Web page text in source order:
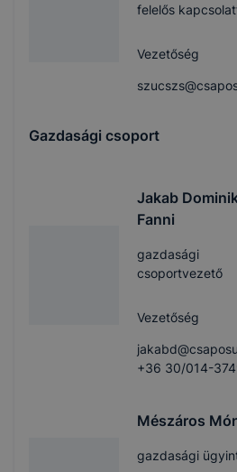
felelős
Vezetőség
Gazdasági csoport
Jakab
Fanni
gazdasági
csoportvezető
Vezetőség
+36 30/014-
Mészáros
gazdasági